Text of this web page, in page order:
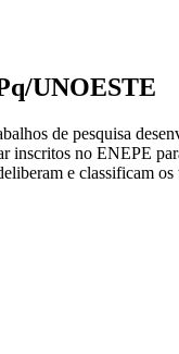
UNOESTE
de pesquisa
no ENEPE
e classificam os